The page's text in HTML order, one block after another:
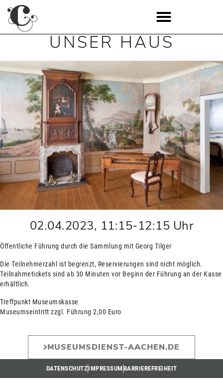
UNSER HAUS
02.04.2023, 11:15-12:15 Uhr
Öffentliche Führung durch die Sammlung mit Georg Tilger
Die Teilnehmerzahl ist begrenzt, Reservierungen sind nicht möglich.
Teilnahmetickets sind ab 30 Minuten vor Beginn der Führung an der Kasse
erhältlich.
Treffpunkt Museumskasse
Museumseintritt zzgl. Führung 2,00 Euro
MUSEUMSDIENST-AACHEN.DE
DATENSCHUTZIMPRESSUM BARRIEREFREIHEIT